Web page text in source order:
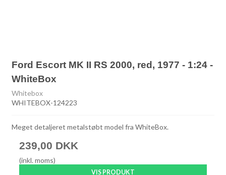
Ford Escort MK II RS 2000, red, 1977 - 1:24 -
WhiteBox
Whitebox
WHITEBOX-124223
Meget detaljeret metalstøbt model fra WhiteBox.
239,00 DKK
(inkl. moms)
VIS PRODUKT